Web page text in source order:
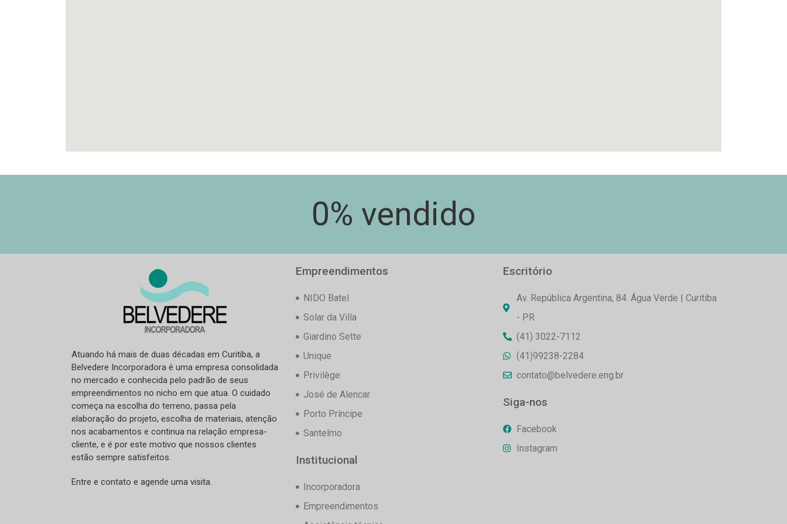
0% vendido
Atuando há mais de duas décadas em Curitiba, a
Belvedere Incorporadora é uma empresa consolidada
no mercado e conhecida pelo padrão de seus
empreendimentos no nicho em que atua. O cuidado
começa na escolha do terreno, passa pela
elaboração do projeto, escolha de materiais, atenção
nos acabamentos e continua na relação empresa-
cliente, e é por este motivo que nossos clientes
estão sempre satisfeitos.
Entre e contato e agende uma visita.
Empreendimentos
NIDO Batel
Solar da Villa
Giardino Sette
Unique
Privilège
José de Alencar
Porto Príncipe
Santelmo
Institucional
Incorporadora
Empreendimentos
Escritório
Av. República Argentina, 84. Água Verde | Curitiba
- PR
(41) 3022-7112
(41)99238-2284
contato@belvedere.eng.br
Siga-nos
Facebook
Instagram